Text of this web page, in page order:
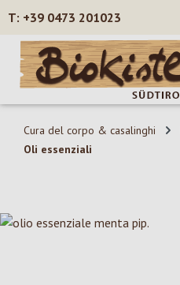
Passa al contenuto principale
+39 0473 201023
Cura del corpo & casalinghi
Oli essenziali
Salta la galleria di immagini